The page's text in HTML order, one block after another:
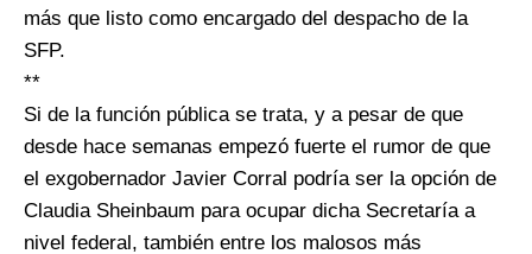
más que listo como encargado del despacho de la
SFP.
**
Si de la función pública se trata, y a pesar de que
desde hace semanas empezó fuerte el rumor de que
el exgobernador Javier Corral podría ser la opción de
Claudia Sheinbaum para ocupar dicha Secretaría a
nivel federal, también entre los malosos más